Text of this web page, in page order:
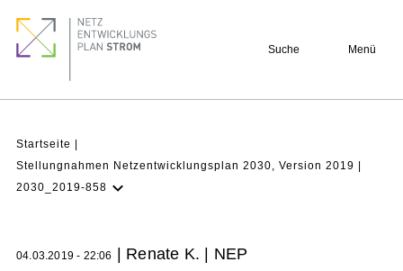
zum
Inhalt
Suche Menü
Pfadnavigation
Startseite
Stellungnahmen Netzentwicklungsplan 2030, Version 2019
2030_2019-858
04.03.2019 - 22:06 | Renate K. | NEP
quick
links